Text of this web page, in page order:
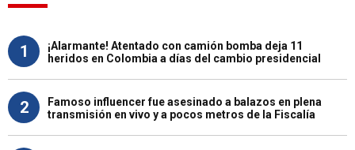
1
¡Alarmante! Atentado con camión bomba deja 11
heridos en Colombia a días del cambio presidencial
2
Famoso influencer fue asesinado a balazos en plena
transmisión en vivo y a pocos metros de la Fiscalía